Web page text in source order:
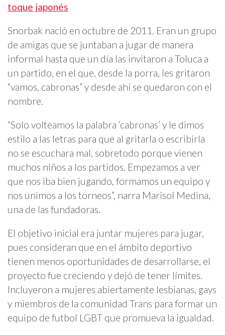
toque japonés
Snorbak nació en octubre de 2011. Eran un grupo
de amigas que se juntaban a jugar de manera
informal hasta que un día las invitaron a Toluca a
un partido, en el que, desde la porra, les gritaron
“vamos, cabronas” y desde ahí se quedaron con el
nombre.
“Solo volteamos la palabra ‘cabronas’ y le dimos
estilo a las letras para que al gritarla o escribirla
no se escuchara mal, sobretodo porque vienen
muchos niños a los partidos. Empezamos a ver
que nos iba bien jugando, formamos un equipo y
nos unimos a los torneos”, narra Marisol Medina,
una de las fundadoras.
El objetivo inicial era juntar mujeres para jugar,
pues consideran que en el ámbito deportivo
tienen menos oportunidades de desarrollarse, el
proyecto fue creciendo y dejó de tener límites.
Incluyeron a mujeres abiertamente lesbianas, gays
y miembros de la comunidad Trans para formar un
equipo de futbol LGBT que promueva la igualdad.